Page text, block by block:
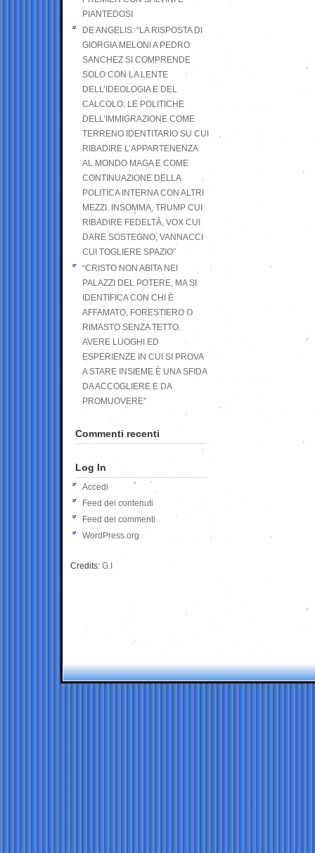
PIANTEDOSI
DE ANGELIS: “LA RISPOSTA DI
GIORGIA MELONI A PEDRO
SANCHEZ SI COMPRENDE
SOLO CON LA LENTE
DELL’IDEOLOGIA E DEL
CALCOLO: LE POLITICHE
DELL’IMMIGRAZIONE COME
TERRENO IDENTITARIO SU CUI
RIBADIRE L’APPARTENENZA
AL MONDO MAGA E COME
CONTINUAZIONE DELLA
POLITICA INTERNA CON ALTRI
MEZZI. INSOMMA, TRUMP CUI
RIBADIRE FEDELTÀ, VOX CUI
DARE SOSTEGNO, VANNACCI
CUI TOGLIERE SPAZIO”
“CRISTO NON ABITA NEI
PALAZZI DEL POTERE, MA SI
IDENTIFICA CON CHI È
AFFAMATO, FORESTIERO O
RIMASTO SENZA TETTO.
AVERE LUOGHI ED
ESPERIENZE IN CUI SI PROVA
A STARE INSIEME È UNA SFIDA
DA ACCOGLIERE E DA
PROMUOVERE”
Commenti recenti
Log In
Accedi
Feed dei contenuti
Feed dei commenti
WordPress.org
Credits: G.I